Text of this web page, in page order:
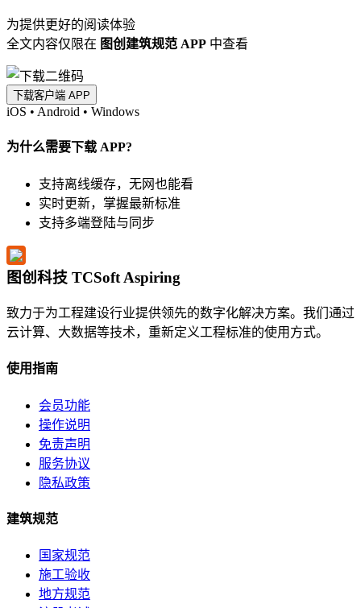
为提供更好的阅读体验
全文内容仅限在 图创建筑规范 APP 中查看
下载客户端 APP
iOS • Android • Windows
为什么需要下载 APP?
支持离线缓存，无网也能看
实时更新，掌握最新标准
支持多端登陆与同步
图创科技 TCSoft Aspiring
致力于为工程建设行业提供领先的数字化解决方案。我们通过
云计算、大数据等技术，重新定义工程标准的使用方式。
使用指南
会员功能
操作说明
免责声明
服务协议
隐私政策
建筑规范
国家规范
施工验收
地方规范